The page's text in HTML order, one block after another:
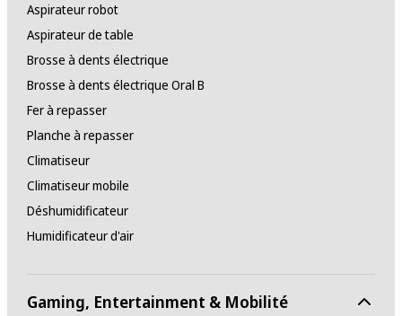
Aspirateur robot
Aspirateur de table
Brosse à dents électrique
Brosse à dents électrique Oral B
Fer à repasser
Planche à repasser
Climatiseur
Climatiseur mobile
Déshumidificateur
Humidificateur d'air
Gaming, Entertainment & Mobilité